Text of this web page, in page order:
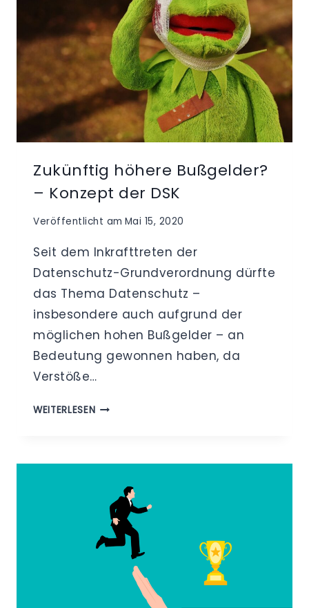
Zukünftig höhere Bußgelder?
– Konzept der DSK
Veröffentlicht am Mai 15, 2020
Seit dem Inkrafttreten der
Datenschutz-Grundverordnung dürfte
das Thema Datenschutz –
insbesondere auch aufgrund der
möglichen hohen Bußgelder – an
Bedeutung gewonnen haben, da
Verstöße…
WEITERLESENZUKÜNFTIG